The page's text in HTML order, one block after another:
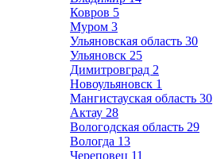
Ковров 5
Муром 3
Ульяновская область 30
Ульяновск 25
Димитровград 2
Новоульяновск 1
Мангистауская область 30
Актау 28
Вологодская область 29
Вологда 13
Череповец 11